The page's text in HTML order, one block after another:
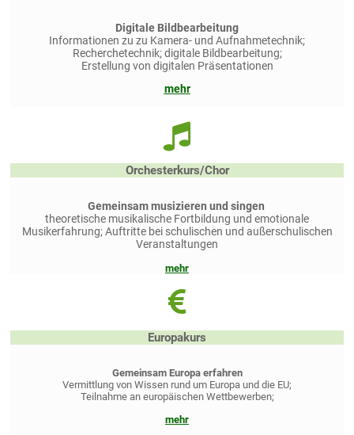
Digitale Bildbearbeitung
Informationen zu zu Kamera- und Aufnahmetechnik;
Recherchetechnik; digitale Bildbearbeitung;
Erstellung von digitalen Präsentationen
mehr
Orchesterkurs/Chor
Gemeinsam musizieren und singen
theoretische musikalische Fortbildung und emotionale
Musikerfahrung; Auftritte bei schulischen und außerschulischen
Veranstaltungen
mehr
Europakurs
Gemeinsam Europa erfahren
Vermittlung von Wissen rund um Europa und die EU;
Teilnahme an europäischen Wettbewerben;
mehr